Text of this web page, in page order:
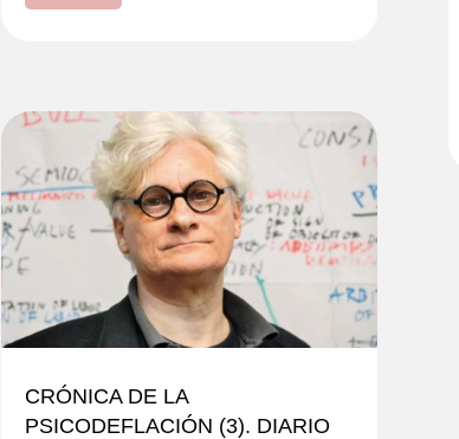
CRÓNICA DE LA
PSICODEFLACIÓN (3). DIARIO